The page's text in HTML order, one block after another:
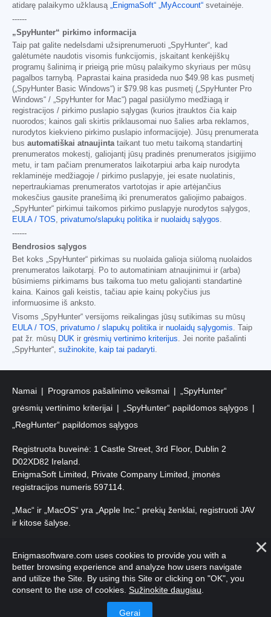
atidarę palaikymo užklausą
„EnigmaSoft“ „MyAccount“ svetainėje.
------
„SpyHunter“ pirkimo informacija
Taip pat galite nedelsdami užsiprenumeruoti „SpyHunter“, kad
galėtumėte naudotis visomis funkcijomis, įskaitant kenkėjiškų
programų šalinimą ir prieigą prie mūsų palaikymo skyriaus per mūsų
pagalbos tarnybą. Paprastai kaina prasideda nuo $49.98 kas pusmetį
(„SpyHunter Basic Windows“) ir $79.98 kas pusmetį („SpyHunter Pro
Windows“ / „SpyHunter for Mac“) pagal pasiūlymo medžiagą ir
registracijos / pirkimo puslapio sąlygas (kurios įtrauktos čia kaip
nuorodos; kainos gali skirtis priklausomai nuo šalies arba reklamos,
nurodytos kiekvieno pirkimo puslapio informacijoje). Jūsų prenumerata
bus automatiškai atnaujinta taikant tuo metu taikomą standartinį
prenumeratos mokestį, galiojantį jūsų pradinės prenumeratos įsigijimo
metu, ir tam pačiam prenumeratos laikotarpiui arba kaip nurodyta
reklaminėje medžiagoje / pirkimo puslapyje, jei esate nuolatinis,
nepertraukiamas prenumeratos vartotojas ir apie artėjančius
mokesčius gausite pranešimą iki prenumeratos galiojimo pabaigos.
„SpyHunter“ pirkimui taikomos pirkimo puslapyje nurodytos sąlygos,
EULA / TOS
privatumo/slapukų politika ir nuolaidų sąlygos
------
Bendrosios sąlygos
Bet koks „SpyHunter“ pirkimas su nuolaida galioja siūlomą nuolaidos
prenumeratos laikotarpį. Po to automatiniam atnaujinimui ir (arba)
būsimiems pirkimams bus taikoma tuo metu galiojanti standartinė
kaina. Kainos gali keistis, tačiau apie kainų pokyčius jus
informuosime iš anksto.
Visoms „SpyHunter“ versijoms reikalingas jūsų sutikimas su mūsų
EULA / TOS
privatumo / slapukų politika ir nuolaidų sąlygomis . Taip
pat žr. mūsų DUK ir grėsmių vertinimo kriterijus . Jei norite pašalinti
„SpyHunter“, sužinokite, kaip tai padaryti
Namai Programos pašalinimo veiksmai
„SpyHunter“
grėsmių vertinimo kriterijai
„SpyHunter“ papildomos sąlygos
„RegHunter“ papildomos sąlygos
Registruota buveinė: 1 Castle Street, 3rd Floor, Dublin 2
D02XD82 Ireland.
EnigmaSoft Limited, Private Company Limited, įmonės
registracijos numeris 597114.
„Mac“ ir „MacOS“ yra „Apple Inc.“ prekių ženklai, registruoti JAV
ir kitose šalyse.
saugomos.
Enigmasoftware.com uses cookies to provide you with a
better browsing experience and analyze how users navigate
and utilize the Site. By using this Site or clicking on "OK", you
consent to the use of cookies. Sužinokite daugiau